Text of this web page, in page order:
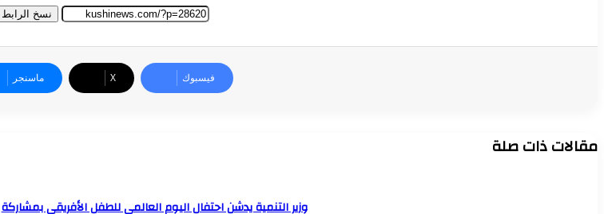
نسخ الرابط
فيسبوك ‫X ماسنجر
مقالات ذات صلة
وزير التنمية يدشن احتفال اليوم العالمي للطفل الأفريقي بمشاركة